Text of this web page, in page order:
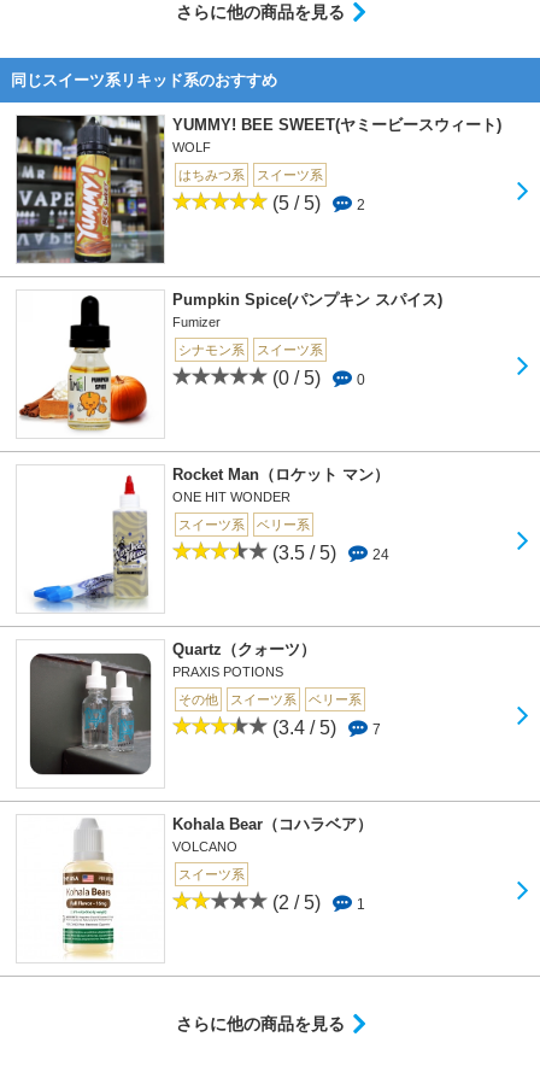
さらに他の商品を見る
同じスイーツ系リキッド系のおすすめ
YUMMY! BEE SWEET(ヤミービースウィート)
WOLF
はちみつ系
スイーツ系
(5 / 5) 2
Pumpkin Spice(パンプキン スパイス)
Fumizer
シナモン系
スイーツ系
(0 / 5) 0
Rocket Man（ロケット マン）
ONE HIT WONDER
スイーツ系
ベリー系
(3.5 / 5) 24
Quartz（クォーツ）
PRAXIS POTIONS
その他
スイーツ系 ベリー系
(3.4 / 5) 7
Kohala Bear（コハラベア）
VOLCANO
スイーツ系
(2 / 5) 1
さらに他の商品を見る